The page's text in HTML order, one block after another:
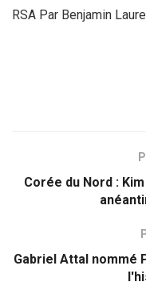
RSA Par Benjamin
Corée du Nord :
Gabriel Attal nommé